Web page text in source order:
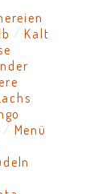
Kalt
Menü